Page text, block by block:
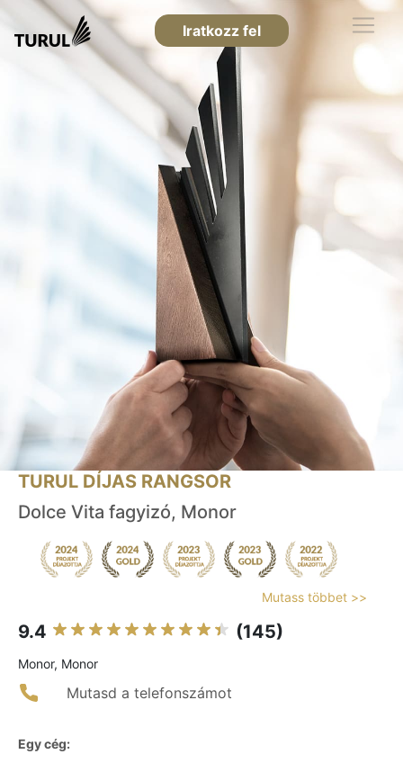
Iratkozz fel
TURUL DÍJAS RANGSOR
Dolce Vita fagyizó, Monor
Mutass többet >>
9.4 (145)
Monor, Monor
Mutasd a telefonszámot
Egy cég: